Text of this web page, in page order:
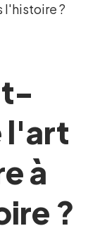
l'histoire ?
t-
l'art
à
?